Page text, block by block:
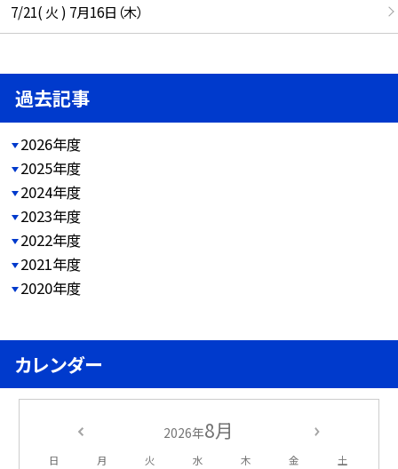
7/21( 火 ) 7月16日（木）
過去記事
2026年度
2025年度
2024年度
2023年度
2022年度
2021年度
2020年度
カレンダー
2026年8月
日 月 火 水 木 金 土